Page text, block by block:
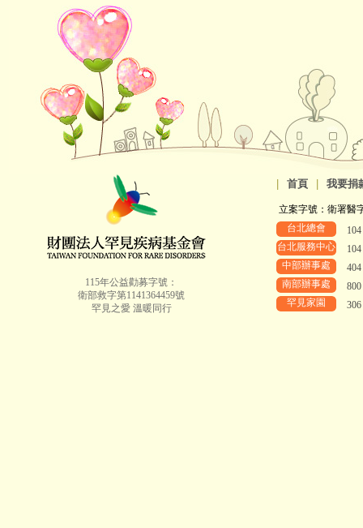
115年公益勸募字號：
衛部救字第1141364459號
罕見之愛 溫暖同行
首頁 我要捐
立案字號：衛署醫
台北總會
台北服務中心
中部辦事處
南部辦事處
罕見家園